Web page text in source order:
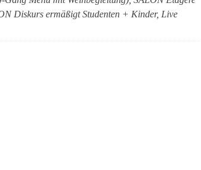
Diskurs ermäßigt Studenten + Kinder, Live